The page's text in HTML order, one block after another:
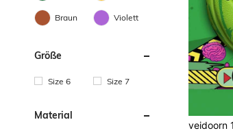
Braun Violett
Größe
Size 6 Size 7
Material